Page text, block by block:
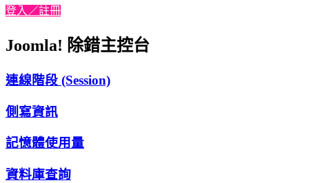
登入／註冊
Joomla! 除錯主控台
連線階段 (Session)
側寫資訊
記憶體使用量
資料庫查詢